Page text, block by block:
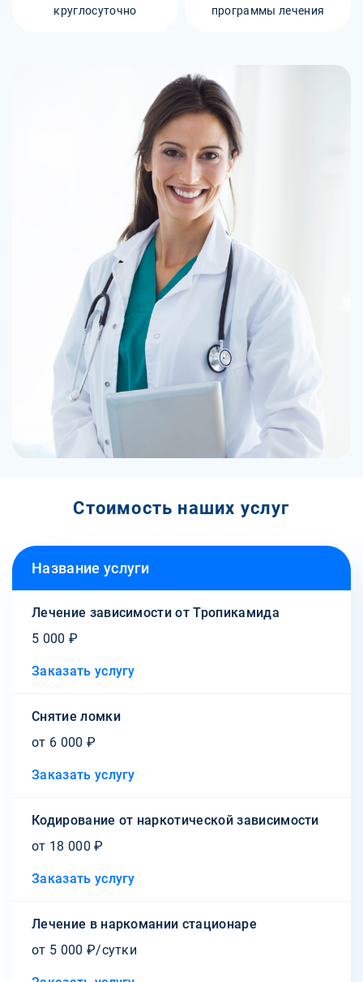
круглосуточно
программы лечения
Стоимость наших услуг
Название услуги
Лечение зависимости от Тропикамида
5 000 ₽
Заказать услугу
Снятие ломки
от 6 000 ₽
Заказать услугу
Кодирование от наркотической зависимости
от 18 000 ₽
Заказать услугу
Лечение в наркомании стационаре
от 5 000 ₽/сутки